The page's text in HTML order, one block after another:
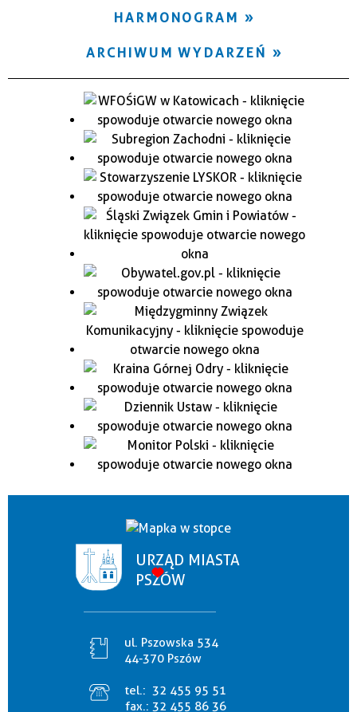
HARMONOGRAM
ARCHIWUM WYDARZEŃ
URZĄD MIASTA
PSZÓW
ul. Pszowska 534
44-370 Pszów
tel.: 32 455 95 51
fax.: 32 455 86 36